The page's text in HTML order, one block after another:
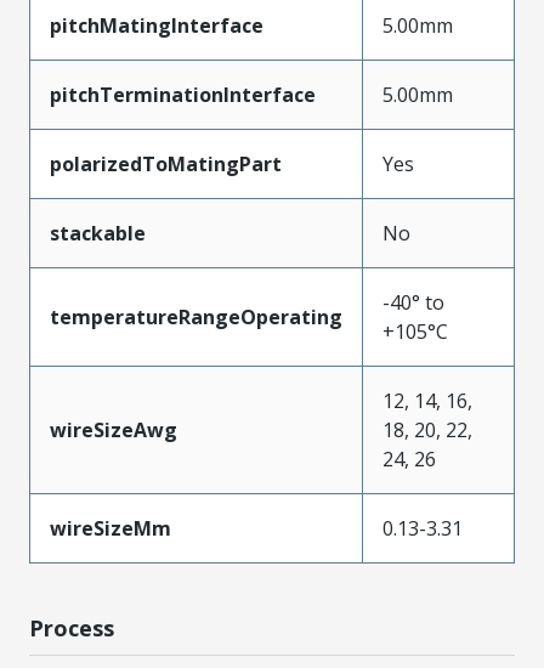
pitchMatingInterface 5.00mm
pitchTerminationInterface 5.00mm
polarizedToMatingPart Yes
stackable No
temperatureRangeOperating
-40° to
+105°C
wireSizeAwg
12, 14, 16,
18, 20, 22,
24, 26
wireSizeMm 0.13-3.31
Process